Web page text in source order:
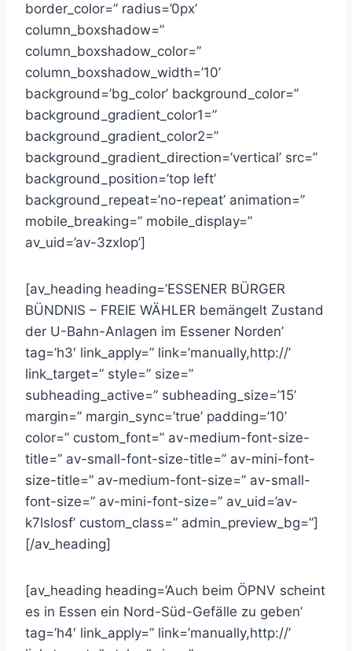
border_color=” radius=’0px’
column_boxshadow=”
column_boxshadow_color=”
column_boxshadow_width=’10’
background=’bg_color’ background_color=”
background_gradient_color1=”
background_gradient_color2=”
background_gradient_direction=’vertical’ src=”
background_position=’top left’
background_repeat=’no-repeat’ animation=”
mobile_breaking=” mobile_display=”
av_uid=’av-3zxlop’]
[av_heading heading=’ESSENER BÜRGER
BÜNDNIS – FREIE WÄHLER bemängelt Zustand
der U-Bahn-Anlagen im Essener Norden’
tag=’h3′ link_apply=” link=’manually,http://’
link_target=” style=” size=”
subheading_active=” subheading_size=’15’
margin=” margin_sync=’true’ padding=’10’
color=” custom_font=” av-medium-font-size-
title=” av-small-font-size-title=” av-mini-font-
size-title=” av-medium-font-size=” av-small-
font-size=” av-mini-font-size=” av_uid=’av-
k7lslosf’ custom_class=” admin_preview_bg=”]
[/av_heading]
[av_heading heading=’Auch beim ÖPNV scheint
es in Essen ein Nord-Süd-Gefälle zu geben’
tag=’h4′ link_apply=” link=’manually,http://’